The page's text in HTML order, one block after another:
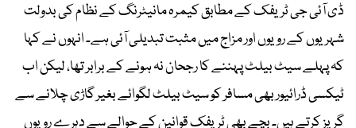
ڈی آئی جی ٹریفک کے مطابق کیمرہ مانیٹرنگ کے نظام کی بدولت
شہریوں کے رویوں اور مزاج میں مثبت تبدیلی آئی ہے۔ انہوں نے کہا
کہ پہلے سیٹ بیلٹ پہننے کا رجحان نہ ہونے کے برابر تھا، لیکن اب
ٹیکسی ڈرائیور بھی مسافر کو سیٹ بیلٹ لگوائے بغیر گاڑی چلانے سے
گریز کرتے ہیں۔ بچے بھی ٹریفک قوانین کے حوالے سے دہرے رویوں